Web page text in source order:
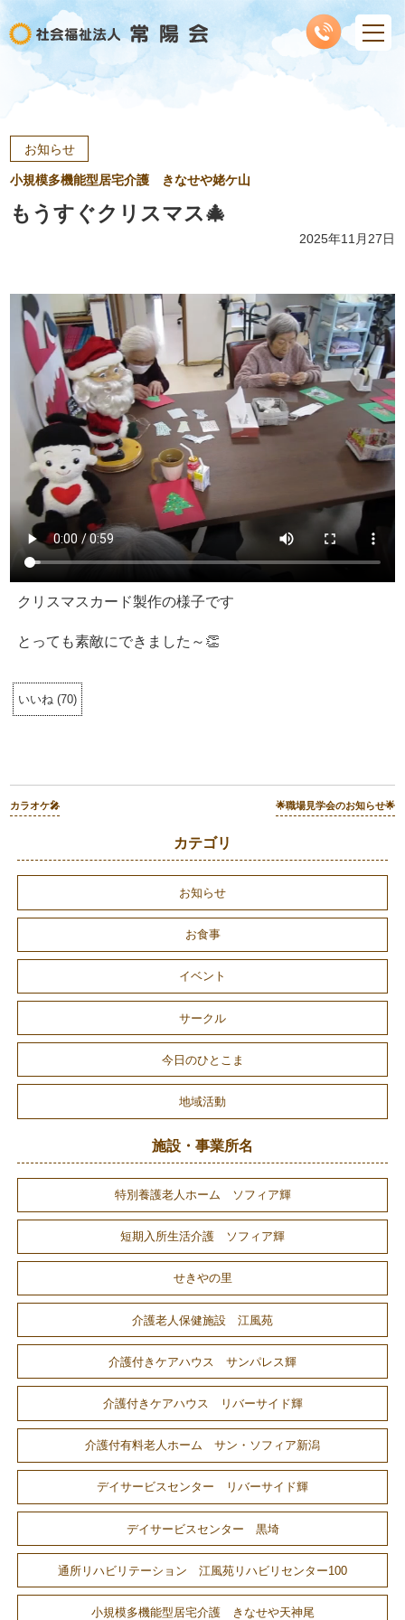
お知らせ
小規模多機能型居宅介護 きなせや姥ケ山
もうすぐクリスマス🎄
2025年11月27日
クリスマスカード製作の様子です
とっても素敵にできました～👏
いいね (70)
カラオケ🎤 🌟職場見学会のお知らせ🌟
カテゴリ
お知らせ
お食事
イベント
サークル
今日のひとこま
地域活動
施設・事業所名
特別養護老人ホーム ソフィア輝
短期入所生活介護 ソフィア輝
せきやの里
介護老人保健施設 江風苑
介護付きケアハウス サンパレス輝
介護付きケアハウス リバーサイド輝
介護付有料老人ホーム サン・ソフィア新潟
デイサービスセンター リバーサイド輝
デイサービスセンター 黒埼
通所リハビリテーション 江風苑リハビリセンター100
小規模多機能型居宅介護 きなせや天神尾